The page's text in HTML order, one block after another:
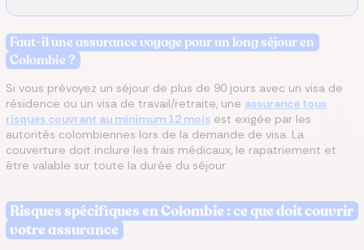
Faut-il une assurance voyage pour un long séjour en
Colombie ?
Si vous prévoyez un séjour de plus de 90 jours avec un visa de
résidence ou un visa de travail/retraite, une assurance tous
risques couvrant au minimum 12 mois est exigée par les
autorités colombiennes lors de la demande de visa. La
couverture doit inclure les frais médicaux, le rapatriement et
être valable sur toute la durée du séjour.
Risques spécifiques en Colombie : ce que doit couvrir
votre assurance